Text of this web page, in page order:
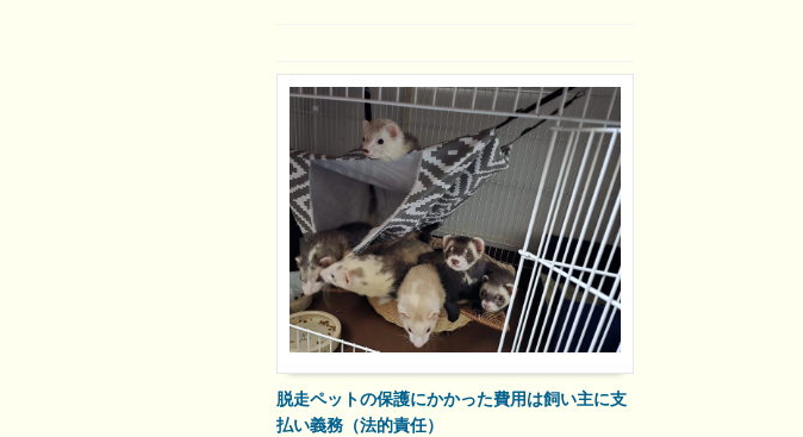
脱走ペットの保護にかかった費用は飼い主に支
払い義務（法的責任）